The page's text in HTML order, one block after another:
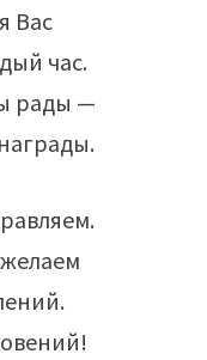
Вас
час.
рады —